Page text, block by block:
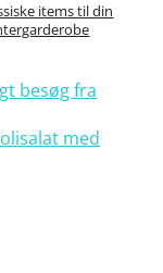
items til din
besøg fra
med